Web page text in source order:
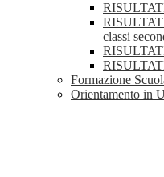
classi
Formazione
Orientamento in